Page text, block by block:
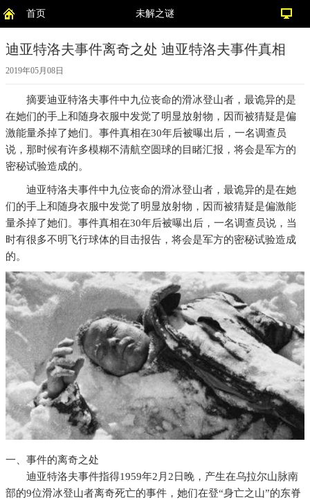
首页 未解之谜
迪亚特洛夫事件离奇之处 迪亚特洛夫事件真相
2019年05月08日
摘要迪亚特洛夫事件中九位丧命的滑冰登山者，最诡异的是
在她们的手上和随身衣服中发觉了明显放射物，因而被猜疑是偏
激能量杀掉了她们。事件真相在30年后被曝出后，一名调查员
说，那时候有许多模糊不清航空圆球的目睹汇报，将会是军方的
密秘试验造成的。
迪亚特洛夫事件中九位丧命的滑冰登山者，最诡异的是在她
们的手上和随身衣服中发觉了明显放射物，因而被猜疑是偏激能
量杀掉了她们。事件真相在30年后被曝出后，一名调查员说，当
时有很多不明飞行球体的目击报告，将会是军方的密秘试验造成
的。
一、事件的离奇之处
迪亚特洛夫事件指得1959年2月2日晚，产生在乌拉尔山脉南
部的9位滑冰登山者离奇死亡的事件，她们在登“身亡之山”的东脊